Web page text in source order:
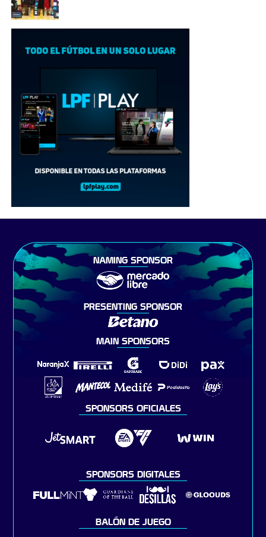
NAMING SPONSOR
PRESENTING SPONSOR
MAIN SPONSORS
SPONSORS OFICIALES
SPONSORS DIGITALES
BALÓN DE JUEGO